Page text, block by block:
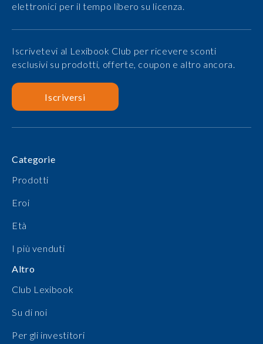
elettronici per il tempo libero su licenza.
Iscrivetevi al Lexibook Club per ricevere sconti
esclusivi su prodotti, offerte, coupon e altro ancora.
Iscriversi
Categorie
Prodotti
Eroi
Età
I più venduti
Altro
Club Lexibook
Su di noi
Per gli investitori